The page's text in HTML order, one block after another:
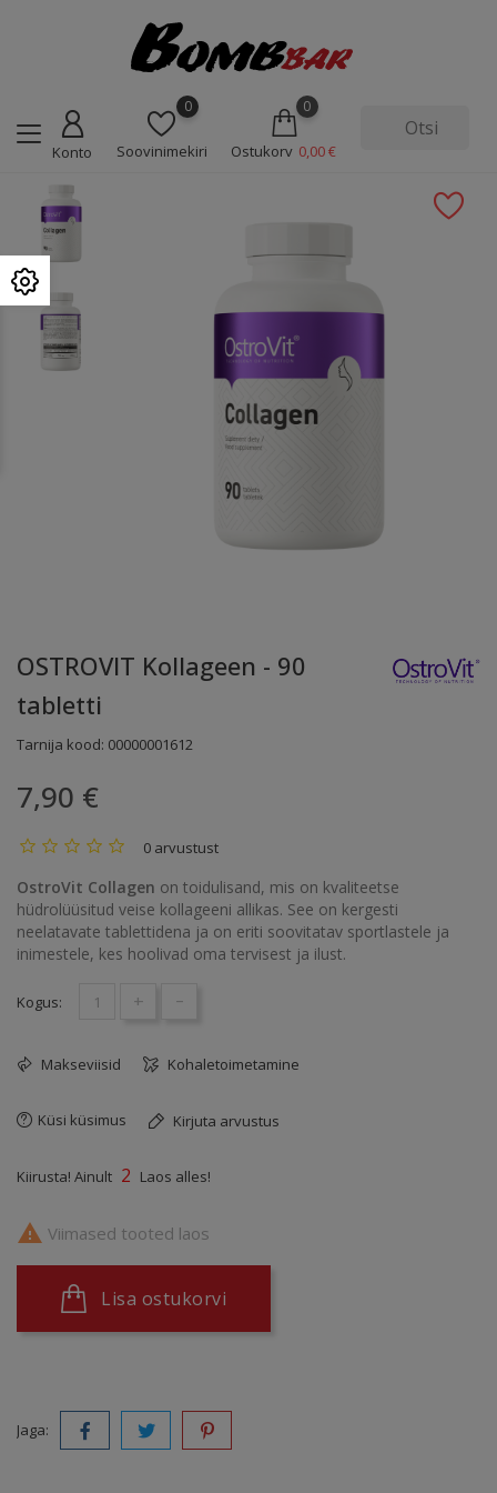
Konto
0
Soovinimekiri
0
Ostukorv 0,00 €
OSTROVIT Kollageen - 90
tabletti
Tarnija kood: 00000001612
7,90 €
0 arvustust
OstroVit Collagen on toidulisand, mis on kvaliteetse
hüdrolüüsitud veise kollageeni allikas. See on kergesti
neelatavate tablettidena ja on eriti soovitatav sportlastele ja
inimestele, kes hoolivad oma tervisest ja ilust.
Kogus: + -
Makseviisid Kohaletoimetamine
Küsi küsimus Kirjuta arvustus
Kiirusta! Ainult 2 Laos alles!
 Viimased tooted laos
Lisa ostukorvi
Jaga: